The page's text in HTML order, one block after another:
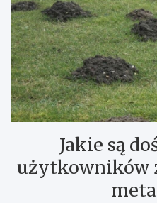
Jakie są
użytkowników